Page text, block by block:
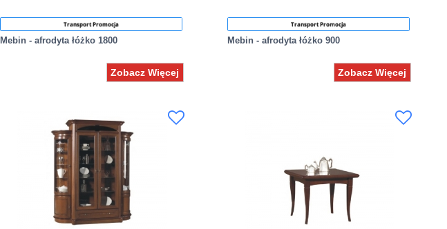
Transport Promocja
Mebin - afrodyta łóżko 1800
Zobacz Więcej
Transport Promocja
Mebin - afrodyta łóżko 900
Zobacz Więcej